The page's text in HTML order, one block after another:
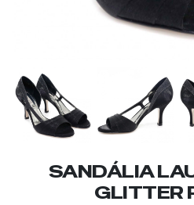
SANDÁLIA
GLITTER